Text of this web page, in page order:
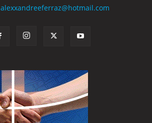
alexxandreeferraz@hotmail.com